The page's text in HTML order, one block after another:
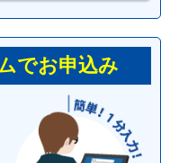
でお申込み